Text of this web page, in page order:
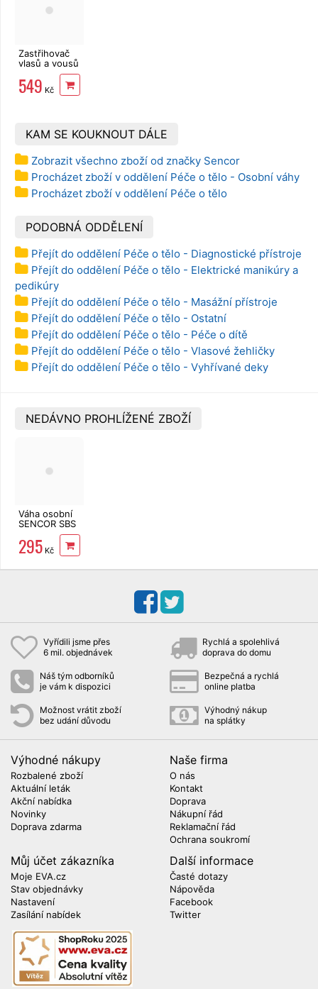
Zastřihovač
vlasů a vousů
ROWENTA
TN1400F1
New Nomad
549 Kč
KAM SE KOUKNOUT DÁLE
Zobrazit všechno zboží od značky Sencor
Procházet zboží v oddělení Péče o tělo - Osobní váhy
Procházet zboží v oddělení Péče o tělo
PODOBNÁ ODDĚLENÍ
Přejít do oddělení Péče o tělo - Diagnostické přístroje
Přejít do oddělení Péče o tělo - Elektrické manikúry a
pedikúry
Přejít do oddělení Péče o tělo - Masážní přístroje
Přejít do oddělení Péče o tělo - Ostatní
Přejít do oddělení Péče o tělo - Péče o dítě
Přejít do oddělení Péče o tělo - Vlasové žehličky
Přejít do oddělení Péče o tělo - Vyhřívané deky
NEDÁVNO PROHLÍŽENÉ ZBOŽÍ
Váha osobní
SENCOR SBS
Fitness
295 Kč
Vyřídili jsme přes
6 mil. objednávek
Rychlá a spolehlivá
doprava do domu
Náš tým odborníků
je vám k dispozici
Bezpečná a rychlá
online platba
Možnost vrátit zboží
bez udání důvodu
Výhodný nákup
na splátky
Výhodné nákupy
Rozbalené zboží
Aktuální leták
Akční nabídka
Novinky
Doprava zdarma
Naše firma
O nás
Kontakt
Doprava
Nákupní řád
Reklamační řád
Ochrana soukromí
Můj účet zákazníka
Moje EVA.cz
Stav objednávky
Nastavení
Zasílání nabídek
Další informace
Časté dotazy
Nápověda
Facebook
Twitter